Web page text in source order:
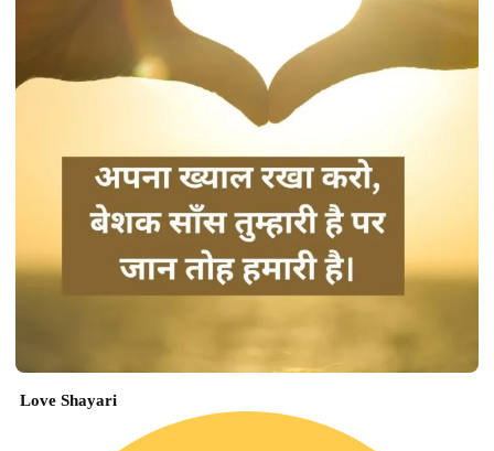
Love Shayari